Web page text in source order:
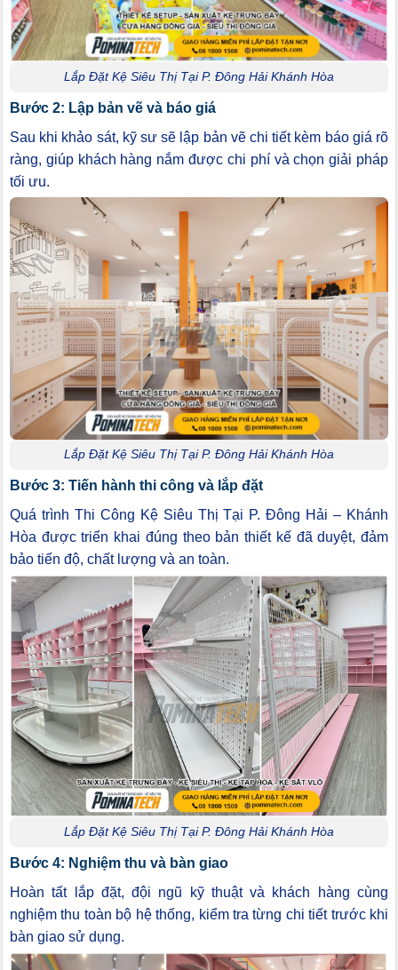
Lắp Đặt Kệ Siêu Thị Tại P. Đông Hải Khánh Hòa
Bước 2: Lập bản vẽ và báo giá
Sau khi khảo sát, kỹ sư sẽ lập bản vẽ chi tiết kèm báo giá rõ
ràng, giúp khách hàng nắm được chi phí và chọn giải pháp
tối ưu.
Lắp Đặt Kệ Siêu Thị Tại P. Đông Hải Khánh Hòa
Bước 3: Tiến hành thi công và lắp đặt
Quá trình Thi Công Kệ Siêu Thị Tại P. Đông Hải – Khánh
Hòa được triển khai đúng theo bản thiết kế đã duyệt, đảm
bảo tiến độ, chất lượng và an toàn.
Lắp Đặt Kệ Siêu Thị Tại P. Đông Hải Khánh Hòa
Bước 4: Nghiệm thu và bàn giao
Hoàn tất lắp đặt, đội ngũ kỹ thuật và khách hàng cùng
nghiệm thu toàn bộ hệ thống, kiểm tra từng chi tiết trước khi
bàn giao sử dụng.